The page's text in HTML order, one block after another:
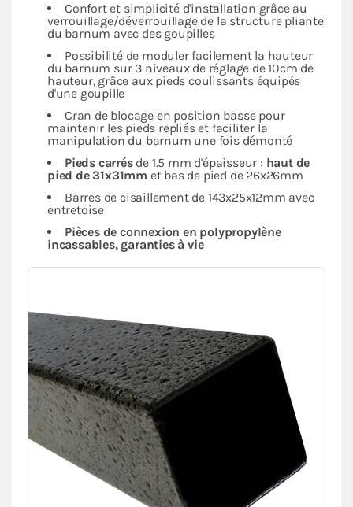
Confort et simplicité d'installation grâce au
verrouillage/déverrouillage de la structure pliante
du barnum avec des goupilles
Possibilité de moduler facilement la hauteur
du barnum sur 3 niveaux de réglage de 10cm de
hauteur, grâce aux pieds coulissants équipés
d'une goupille
Cran de blocage en position basse pour
maintenir les pieds repliés et faciliter la
manipulation du barnum une fois démonté
Pieds carrésde 1.5 mm d'épaisseur : haut de
pied de 31x31mm et bas de pied de 26x26mm
Barres de cisaillement de 143x25x12mm avec
entretoise
Pièces de connexion en polypropylène
incassables, garanties à vie